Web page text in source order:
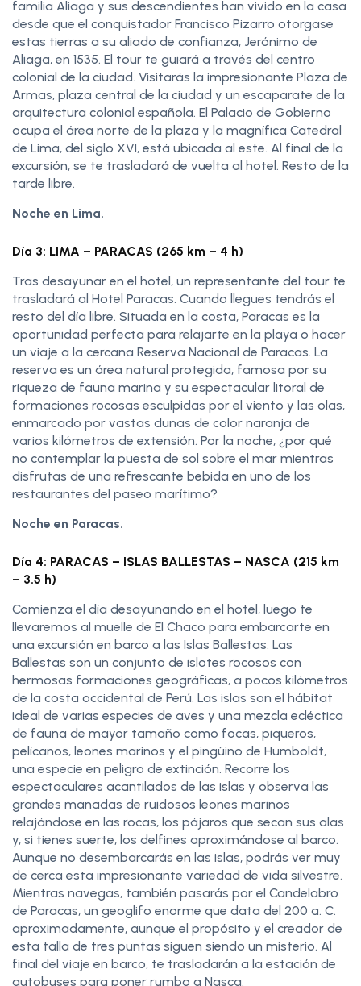
familia Aliaga y sus descendientes han vivido en la casa
desde que el conquistador Francisco Pizarro otorgase
estas tierras a su aliado de confianza, Jerónimo de
Aliaga, en 1535. El tour te guiará a través del centro
colonial de la ciudad. Visitarás la impresionante Plaza de
Armas, plaza central de la ciudad y un escaparate de la
arquitectura colonial española. El Palacio de Gobierno
ocupa el área norte de la plaza y la magnífica Catedral
de Lima, del siglo XVI, está ubicada al este. Al final de la
excursión, se te trasladará de vuelta al hotel. Resto de la
tarde libre.
Noche en Lima.
Día 3: LIMA – PARACAS (265 km – 4 h)
Tras desayunar en el hotel, un representante del tour te
trasladará al Hotel Paracas. Cuando llegues tendrás el
resto del día libre. Situada en la costa, Paracas es la
oportunidad perfecta para relajarte en la playa o hacer
un viaje a la cercana Reserva Nacional de Paracas. La
reserva es un área natural protegida, famosa por su
riqueza de fauna marina y su espectacular litoral de
formaciones rocosas esculpidas por el viento y las olas,
enmarcado por vastas dunas de color naranja de
varios kilómetros de extensión. Por la noche, ¿por qué
no contemplar la puesta de sol sobre el mar mientras
disfrutas de una refrescante bebida en uno de los
restaurantes del paseo marítimo?
Noche en Paracas.
Día 4: PARACAS – ISLAS BALLESTAS – NASCA (215 km
– 3.5 h)
Comienza el día desayunando en el hotel, luego te
llevaremos al muelle de El Chaco para embarcarte en
una excursión en barco a las Islas Ballestas. Las
Ballestas son un conjunto de islotes rocosos con
hermosas formaciones geográficas, a pocos kilómetros
de la costa occidental de Perú. Las islas son el hábitat
ideal de varias especies de aves y una mezcla ecléctica
de fauna de mayor tamaño como focas, piqueros,
pelícanos, leones marinos y el pingüino de Humboldt,
una especie en peligro de extinción. Recorre los
espectaculares acantilados de las islas y observa las
grandes manadas de ruidosos leones marinos
relajándose en las rocas, los pájaros que secan sus alas
y, si tienes suerte, los delfines aproximándose al barco.
Aunque no desembarcarás en las islas, podrás ver muy
de cerca esta impresionante variedad de vida silvestre.
Mientras navegas, también pasarás por el Candelabro
de Paracas, un geoglifo enorme que data del 200 a. C.
aproximadamente, aunque el propósito y el creador de
esta talla de tres puntas siguen siendo un misterio. Al
final del viaje en barco, te trasladarán a la estación de
autobuses para poner rumbo a Nasca.